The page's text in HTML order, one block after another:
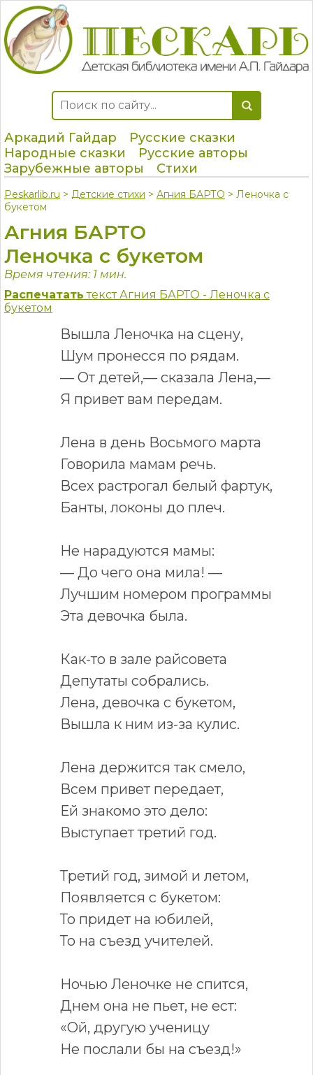
Аркадий Гайдар
Русские сказки
Народные сказки
Русские авторы
Зарубежные авторы
Стихи
Peskarlib.ru > Детские стихи > Агния БАРТО > Леночка с
букетом
Агния БАРТО
Леночка с букетом
Время чтения: 1 мин.
Распечатать текст Агния БАРТО - Леночка с
букетом
Вышла Леночка на сцену,
Шум пронесся по рядам.
— От детей,— сказала Лена,—
Я привет вам передам.
Лена в день Восьмого марта
Говорила мамам речь.
Всех растрогал белый фартук,
Банты, локоны до плеч.
Не нарадуются мамы:
— До чего она мила! —
Лучшим номером программы
Эта девочка была.
Как-то в зале райсовета
Депутаты собрались.
Лена, девочка с букетом,
Вышла к ним из-за кулис.
Лена держится так смело,
Всем привет передает,
Ей знакомо это дело:
Выступает третий год.
Третий год, зимой и летом,
Появляется с букетом:
То придет на юбилей,
То на съезд учителей.
Ночью Леночке не спится,
Днем она не пьет, не ест:
«Ой, другую ученицу
Не послали бы на съезд!»